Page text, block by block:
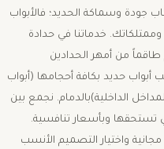
وسماكة الحديد؛ فالأبواب
وممتلكاتك. ​خدماتنا في حدادة
طاقماً من أمهر الحدادين
حديد بكافة أحجامها (أبواب
الداخلية)بالدمام. نجمع بين
تستحقها وبأسعار تنافسية.
واختيار التصميم الأنسب